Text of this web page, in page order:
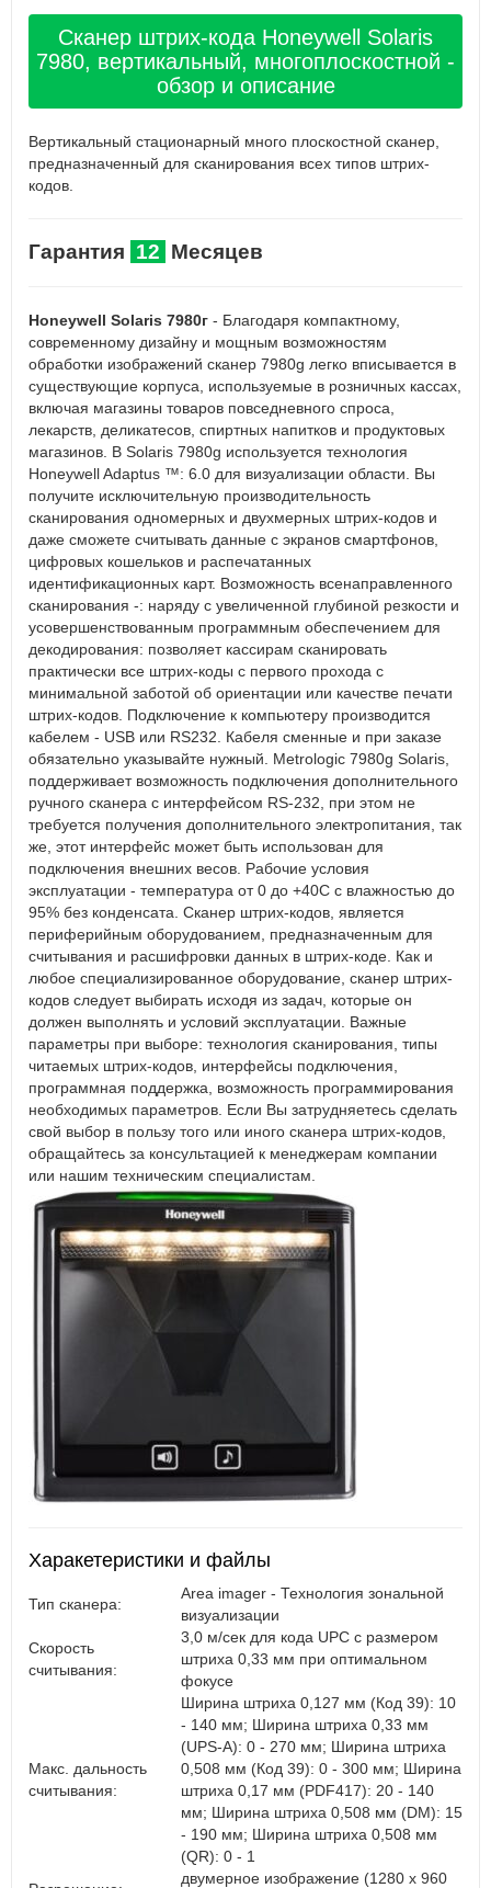
Сканер штрих-кода Honeywell Solaris
7980, вертикальный, многоплоскостной -
обзор и описание
Вертикальный стационарный много плоскостной сканер,
предназначенный для сканирования всех типов штрих-
кодов.
Гарантия 12 Месяцев
Honeywell Solaris 7980г - Благодаря компактному,
современному дизайну и мощным возможностям
обработки изображений сканер 7980g легко вписывается в
существующие корпуса, используемые в розничных кассах,
включая магазины товаров повседневного спроса,
лекарств, деликатесов, спиртных напитков и продуктовых
магазинов. В Solaris 7980g используется технология
Honeywell Adaptus ™: 6.0 для визуализации области. Вы
получите исключительную производительность
сканирования одномерных и двухмерных штрих-кодов и
даже сможете считывать данные с экранов смартфонов,
цифровых кошельков и распечатанных
идентификационных карт. Возможность всенаправленного
сканирования -: наряду с увеличенной глубиной резкости и
усовершенствованным программным обеспечением для
декодирования: позволяет кассирам сканировать
практически все штрих-коды с первого прохода с
минимальной заботой об ориентации или качестве печати
штрих-кодов. Подключение к компьютеру производится
кабелем - USB или RS232. Кабеля сменные и при заказе
обязательно указывайте нужный. Metrologic 7980g Solaris,
поддерживает возможность подключения дополнительного
ручного сканера с интерфейсом RS-232, при этом не
требуется получения дополнительного электропитания, так
же, этот интерфейс может быть использован для
подключения внешних весов. Рабочие условия
эксплуатации - температура от 0 до +40С с влажностью до
95% без конденсата. Сканер штрих-кодов, является
периферийным оборудованием, предназначенным для
считывания и расшифровки данных в штрих-коде. Как и
любое специализированное оборудование, сканер штрих-
кодов следует выбирать исходя из задач, которые он
должен выполнять и условий эксплуатации. Важные
параметры при выборе: технология сканирования, типы
читаемых штрих-кодов, интерфейсы подключения,
программная поддержка, возможность программирования
необходимых параметров. Если Вы затрудняетесь сделать
свой выбор в пользу того или иного сканера штрих-кодов,
обращайтесь за консультацией к менеджерам компании
или нашим техническим специалистам.
Харакетеристики и файлы
Тип сканера:
Area imager - Технология зональной
визуализации
Скорость
считывания:
3,0 м/сек для кода UPC с размером
штриха 0,33 мм при оптимальном
фокусе
Макс. дальность
считывания:
Ширина штриха 0,127 мм (Код 39): 10
- 140 мм; Ширина штриха 0,33 мм
(UPS-A): 0 - 270 мм; Ширина штриха
0,508 мм (Код 39): 0 - 300 мм; Ширина
штриха 0,17 мм (PDF417): 20 - 140
мм; Ширина штриха 0,508 мм (DM): 15
- 190 мм; Ширина штриха 0,508 мм
(QR): 0 - 1
двумерное изображение (1280 x 960